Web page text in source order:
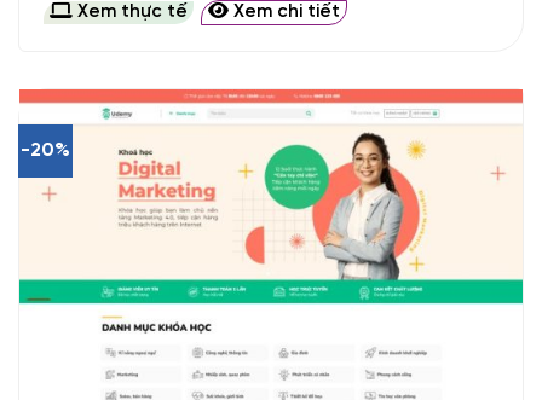
Xem thực tế Xem chi tiết
-20%